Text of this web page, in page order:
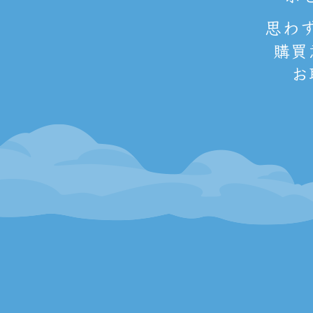
思わ
購